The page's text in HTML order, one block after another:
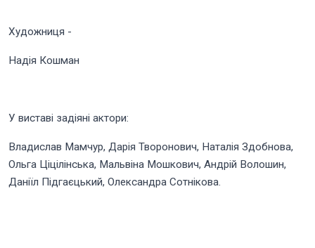
Художниця -
Надія Кошман
У виставі задіяні актори:
Владислав Мамчур, Дарія Творонович, Наталія Здобнова,
Ольга Ціцілінська, Мальвіна Мошкович, Андрій Волошин,
Даніїл Підгаєцький, Олександра Сотнікова.